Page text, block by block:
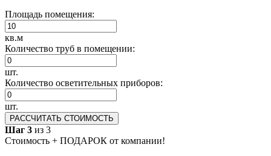
Площадь помещения:
кв.м
Количество труб в помещении:
шт.
Количество осветительных приборов:
шт.
РАССЧИТАТЬ СТОИМОСТЬ
Шаг 3 из 3
Стоимость + ПОДАРОК от компании!